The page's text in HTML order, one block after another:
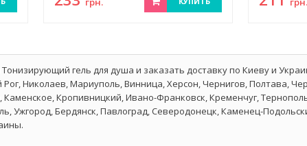
гель для душа и заказать доставку по Киеву и
Николаев, Мариуполь, Винница, Херсон, Чернигов, Полтава,
Кропивницкий, Ивано-Франковск, Кременчуг,
Ужгород, Бердянск, Павлоград, Северодонецк, Каменец-